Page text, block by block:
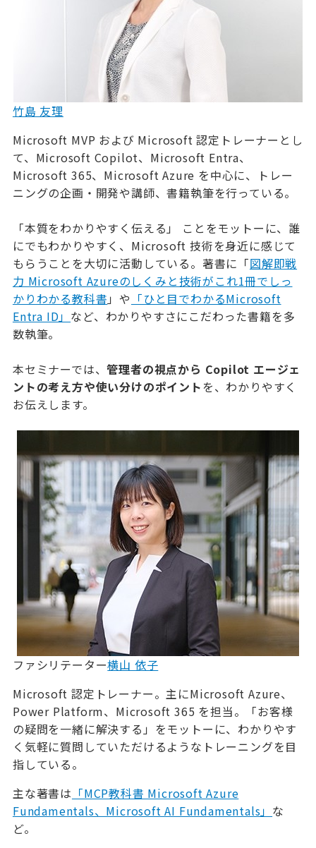
竹島 友理
Microsoft MVP および Microsoft 認定トレーナーとし
て、Microsoft Copilot、Microsoft Entra、
Microsoft 365、Microsoft Azure を中心に、トレー
ニングの企画・開発や講師、書籍執筆を行っている。
「本質をわかりやすく伝える」 ことをモットーに、誰
にでもわかりやすく、Microsoft 技術を身近に感じて
もらうことを大切に活動している。著書に「図解即戦
力 Microsoft Azureのしくみと技術がこれ1冊でしっ
かりわかる教科書 」や 「ひと目でわかるMicrosoft
Entra ID」 など、わかりやすさにこだわった書籍を多
数執筆。
本セミナーでは、管理者の視点から Copilot エージェ
ントの考え方や使い分けのポイントを、わかりやすく
お伝えします。
ファシリテーター横山 依子
Microsoft 認定トレーナー。主にMicrosoft Azure、
Power Platform、Microsoft 365 を担当。「お客様
の疑問を一緒に解決する」をモットーに、わかりやす
く気軽に質問していただけるようなトレーニングを目
指している。
主な著書は 「MCP教科書 Microsoft Azure
Fundamentals、Microsoft AI Fundamentals」 な
ど。